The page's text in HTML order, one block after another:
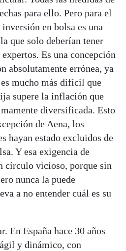
para ello. Pero para el
en bolsa es una
que solo deberían tener
Es una concepción
absolutamente errónea, ya
mucho más difícil que
supere la inflación que
diversificada. Esto
de Aena, los
hayan estado excluidos de
Y esa exigencia de
círculo vicioso, porque sin
nunca la puede
a no entender cuál es su
En España hace 30 años
y dinámico, con